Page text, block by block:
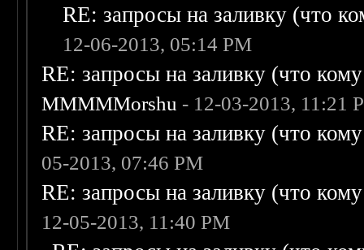
RE: запросы на заливку (что
12-06-2013, 05:14 PM
RE: запросы на заливку (что
MMMMMorshu - 12-03-2013, 11:21
RE: запросы на заливку (что
05-2013, 07:46 PM
RE: запросы на заливку (что
12-05-2013, 11:40 PM